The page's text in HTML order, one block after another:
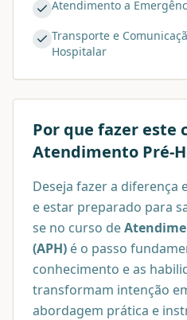
Atendimento a
Transporte e
Hospitalar
Por que fazer este
Atendimento Pré-
Deseja fazer a diferença
e estar preparado para
se no curso de
(APH) é o passo
conhecimento e as
transformam intenção
abordagem prática e